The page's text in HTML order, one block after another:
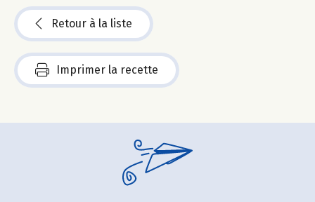
Retour à la liste
Imprimer la recette